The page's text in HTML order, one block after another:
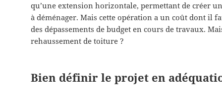
qu’une extension horizontale, permettant de créer
à déménager. Mais cette opération a un coût dont il
des dépassements de budget en cours de travaux.
rehaussement de toiture ?
Bien définir le projet en